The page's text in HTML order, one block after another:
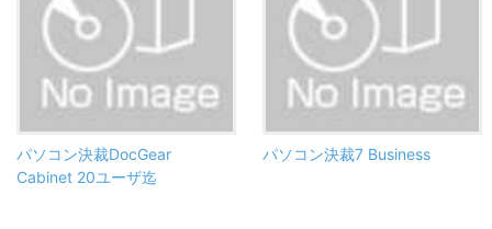
パソコン決裁DocGear
Cabinet 20ユーザ迄
パソコン決裁7 Business